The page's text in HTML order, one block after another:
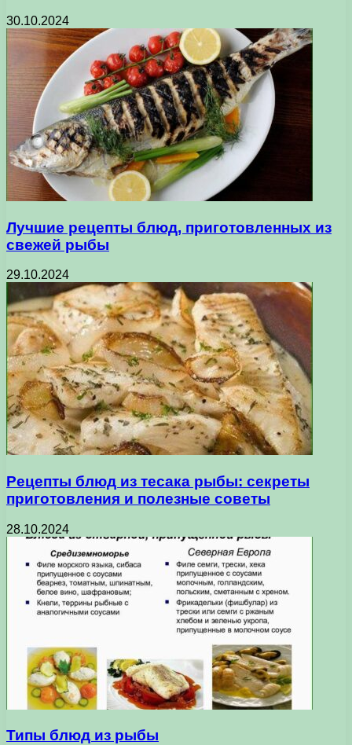
30.10.2024
Лучшие рецепты блюд, приготовленных из
свежей рыбы
29.10.2024
Рецепты блюд из тесака рыбы: секреты
приготовления и полезные советы
28.10.2024
Типы блюд из рыбы